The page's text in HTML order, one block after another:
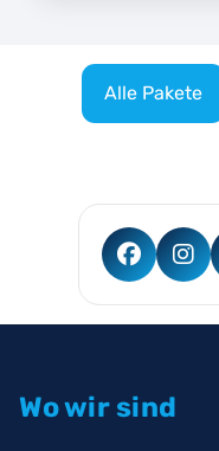
Alle Pakete
Wo wir sind